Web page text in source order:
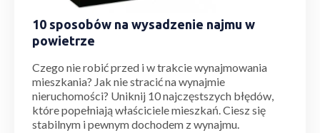
10 sposobów na wysadzenie najmu w
powietrze
Czego nie robić przed i w trakcie wynajmowania
mieszkania? Jak nie stracić na wynajmie
nieruchomości? Uniknij 10 najczęstszych błędów,
które popełniają właściciele mieszkań. Ciesz się
stabilnym i pewnym dochodem z wynajmu.